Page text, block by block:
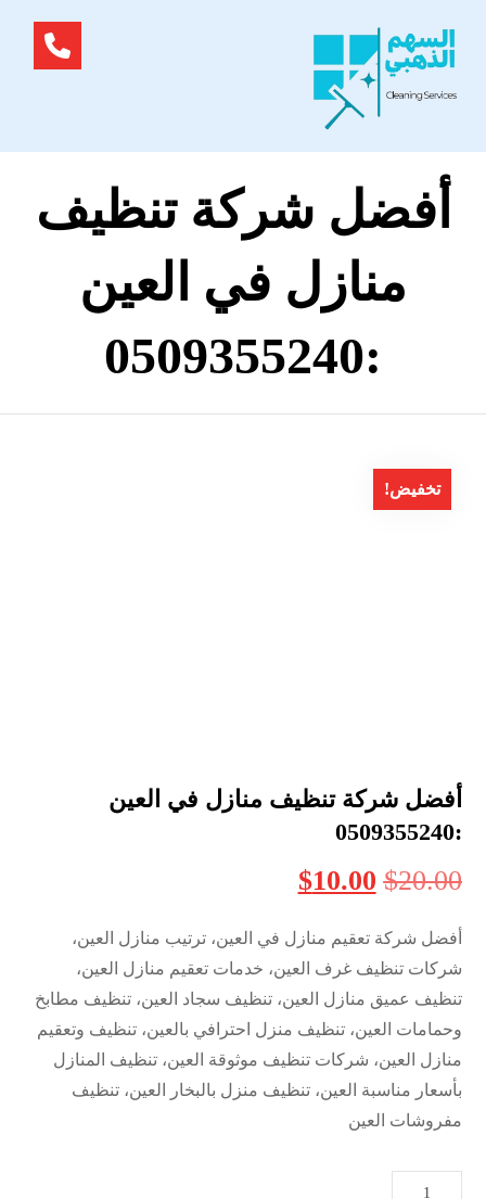
أفضل شركة تنظيف
منازل في العين
:0509355240
تخفيض!
أفضل شركة تنظيف منازل في العين
:0509355240
$20.00
$10.00
أفضل شركة تعقيم منازل في العين، ترتيب منازل العين،
شركات تنظيف غرف العين، خدمات تعقيم منازل العين،
تنظيف عميق منازل العين، تنظيف سجاد العين، تنظيف مطابخ
وحمامات العين، تنظيف منزل احترافي بالعين، تنظيف وتعقيم
منازل العين، شركات تنظيف موثوقة العين، تنظيف المنازل
بأسعار مناسبة العين، تنظيف منزل بالبخار العين، تنظيف
مفروشات العين